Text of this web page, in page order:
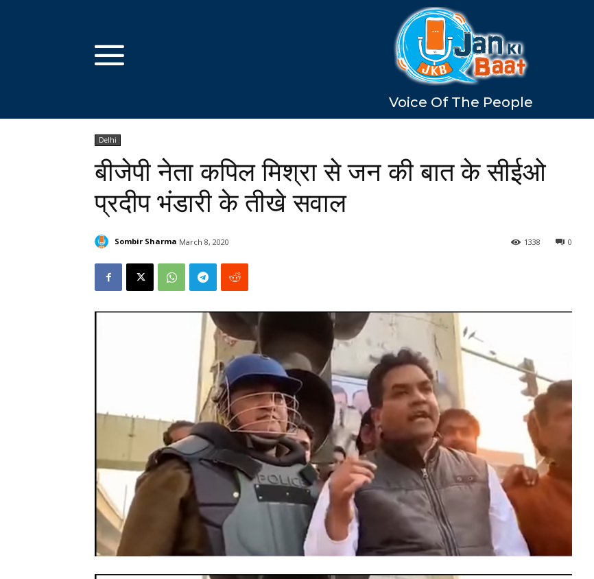
Voice Of The People
Delhi
बीजेपी नेता कपिल मिश्रा से जन की बात के सीईओ
प्रदीप भंडारी के तीखे सवाल
Sombir Sharma March 8, 2020 0
1338